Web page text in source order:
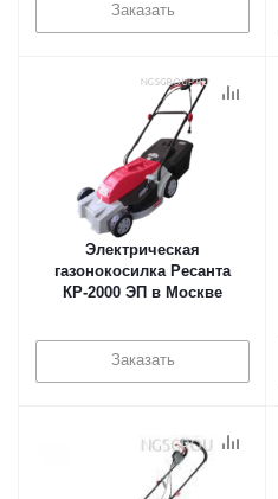
Заказать
Электрическая
газонокосилка Ресанта
КР-2000 ЭП в Москве
Заказать